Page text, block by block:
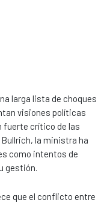
larga lista de choques
visiones políticas
fuerte crítico de las
la ministra ha
como intentos de
gestión.
que el conflicto entre